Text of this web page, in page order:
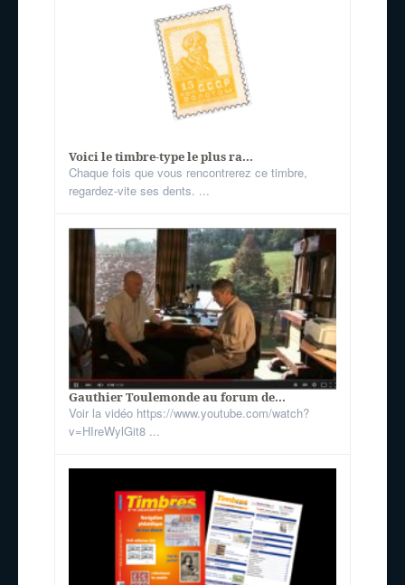
Voici le timbre-type le plus ra...
Chaque fois que vous rencontrerez ce timbre,
regardez-vite ses dents. ...
Gauthier Toulemonde au forum de...
Voir la vidéo https://www.youtube.com/watch?
v=HIreWylGit8 ...